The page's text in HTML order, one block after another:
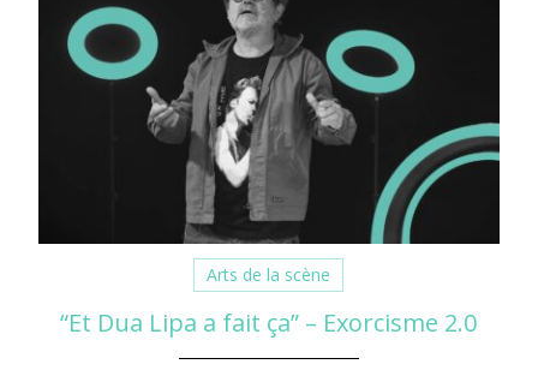
Arts de la scène
“Et Dua Lipa a fait ça” – Exorcisme 2.0